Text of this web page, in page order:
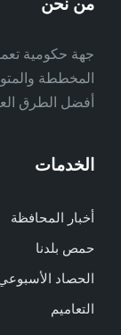
من نحن
جهة حكومية
المخططة
أفضل الطرق
الخدمات
أخبار المحافظة
حمص بلدنا
الحصاد
التعاميم